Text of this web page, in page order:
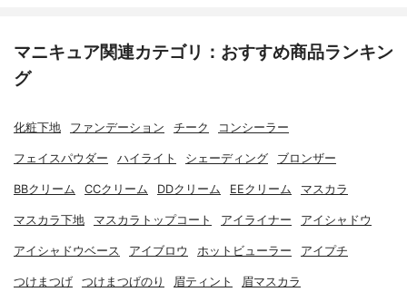
マニキュア関連カテゴリ：おすすめ商品ランキン
グ
化粧下地 ファンデーション チーク コンシーラー
フェイスパウダー ハイライト シェーディング ブロンザー
BBクリーム CCクリーム DDクリーム EEクリーム マスカラ
マスカラ下地 マスカラトップコート アイライナー アイシャドウ
アイシャドウベース アイブロウ ホットビューラー アイプチ
つけまつげ つけまつげのり 眉ティント 眉マスカラ